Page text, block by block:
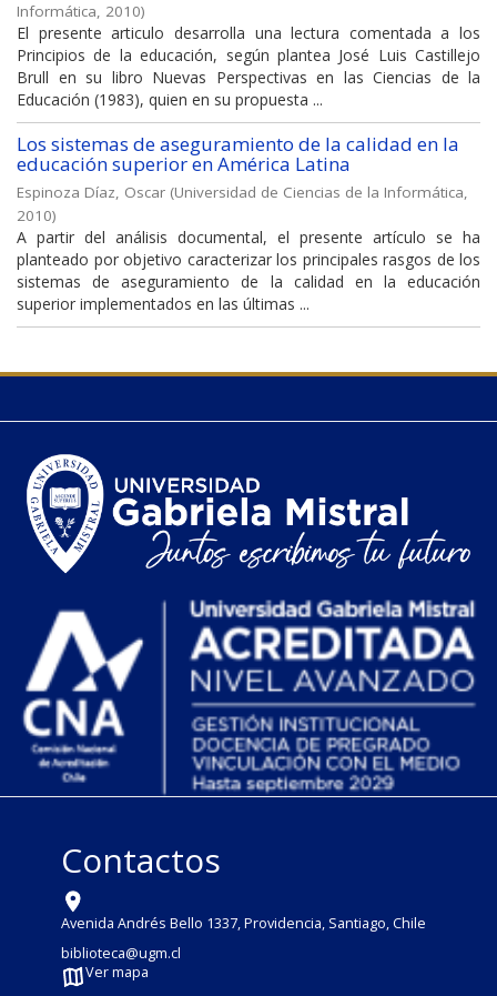
Informática, 2010)
El presente articulo desarrolla una lectura comentada a los
Principios de la educación, según plantea José Luis Castillejo
Brull en su libro Nuevas Perspectivas en las Ciencias de la
Educación (1983), quien en su propuesta ...
Los sistemas de aseguramiento de la calidad en la
educación superior en América Latina
Espinoza Díaz, Oscar (Universidad de Ciencias de la Informática,
2010)
A partir del análisis documental, el presente artículo se ha
planteado por objetivo caracterizar los principales rasgos de los
sistemas de aseguramiento de la calidad en la educación
superior implementados en las últimas ...
Contactos
Avenida Andrés Bello 1337, Providencia, Santiago, Chile
biblioteca@ugm.cl
Ver mapa